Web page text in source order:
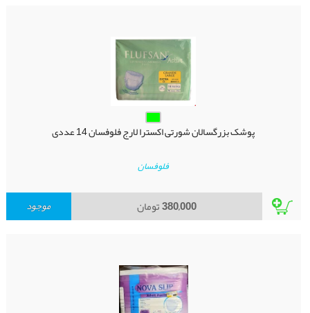
پوشک بزرگسالان شورتی اکسترا لارج فلوفسان 14 عددی
فلوفسان
380,000تومان موجود